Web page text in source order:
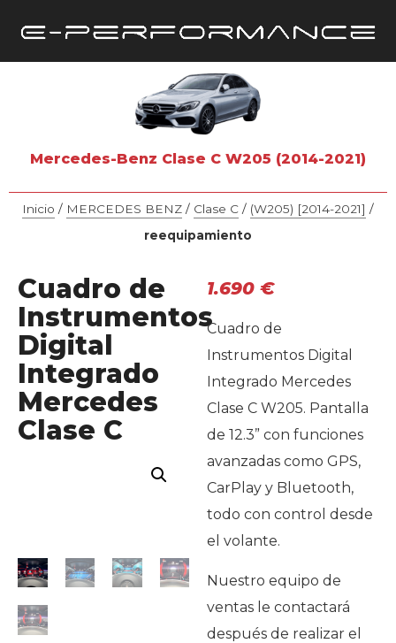
Mercedes-Benz Clase C W205 (2014-2021)
Inicio / MERCEDES BENZ / Clase C / (W205) [2014-2021] /
reequipamiento
Cuadro de
Instrumentos
Digital
Integrado
Mercedes
Clase C
1.690 €
Cuadro de
Instrumentos Digital
Integrado Mercedes
Clase C W205. Pantalla
de 12.3” con funciones
avanzadas como GPS,
CarPlay y Bluetooth,
todo con control desde
el volante.
Nuestro equipo de
ventas le contactará
después de realizar el